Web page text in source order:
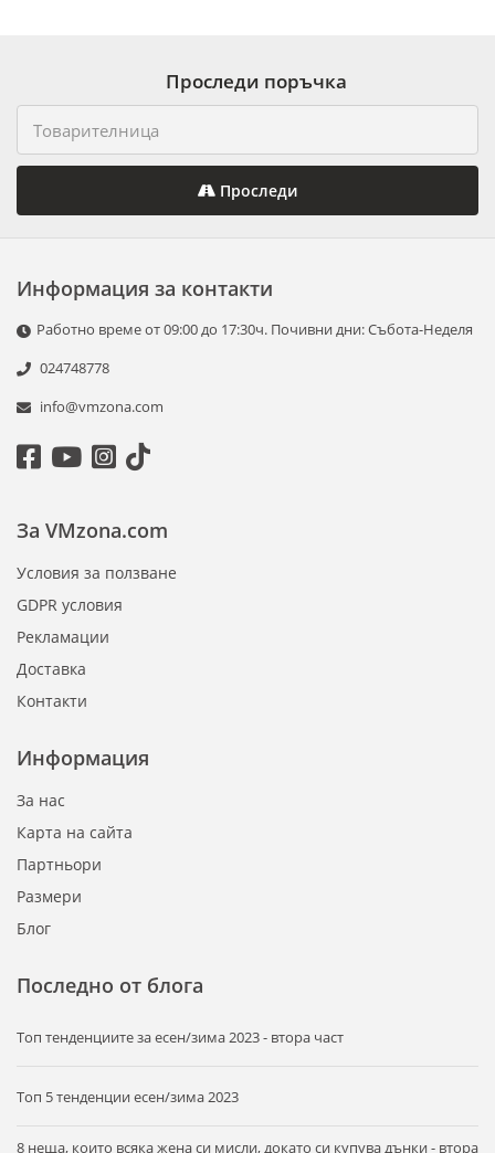
Проследи поръчка
Проследи
Информация за контакти
Работно време от 09:00 до 17:30ч. Почивни дни: Събота-Неделя
024748778
info@vmzona.com
Информация
За нас
Карта на сайта
Партньори
Размери
Блог
За VMzona.com
Условия за ползване
GDPR условия
Рекламации
Доставка
Контакти
Последно от блога
Tоп тенденциите за есен/зима 2023 - втора част
Топ 5 тенденции есен/зима 2023
8 неща, които всяка жена си мисли, докато си купува дънки - втора